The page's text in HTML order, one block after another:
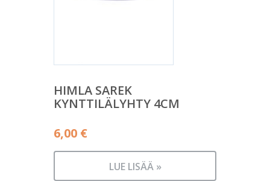
HIMLA SAREK
KYNTTILÄLYHTY 4CM
6,00 €
LUE LISÄÄ »